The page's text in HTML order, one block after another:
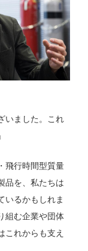
いました。これ
飛行時間型質量
品を、私たちは
いるかもしれま
組む企業や団体
これからも支え